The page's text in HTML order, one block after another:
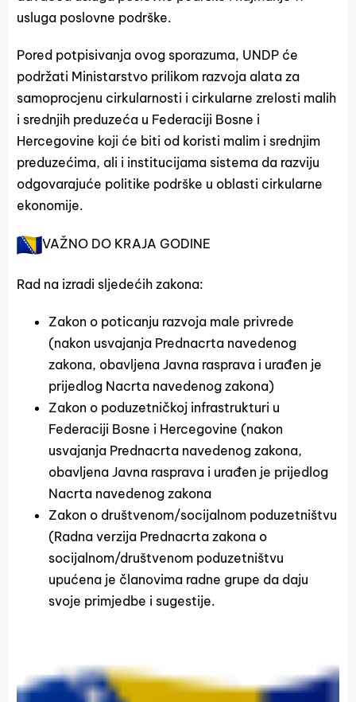
usluga poslovne podrške.
Pored potpisivanja ovog sporazuma, UNDP će
podržati Ministarstvo prilikom razvoja alata za
samoprocjenu cirkularnosti i cirkularne zrelosti malih
i srednjih preduzeća u Federaciji Bosne i
Hercegovine koji će biti od koristi malim i srednjim
preduzećima, ali i institucijama sistema da razviju
odgovarajuće politike podrške u oblasti cirkularne
ekonomije.
VAŽNO DO KRAJA GODINE
Rad na izradi sljedećih zakona:
Zakon o poticanju razvoja male privrede
(nakon usvajanja Prednacrta navedenog
zakona, obavljena Javna rasprava i urađen je
prijedlog Nacrta navedenog zakona)
Zakon o poduzetničkoj infrastrukturi u
Federaciji Bosne i Hercegovine (nakon
usvajanja Prednacrta navedenog zakona,
obavljena Javna rasprava i urađen je prijedlog
Nacrta navedenog zakona
Zakon o društvenom/socijalnom poduzetništvu
(Radna verzija Prednacrta zakona o
socijalnom/društvenom poduzetništvu
upućena je članovima radne grupe da daju
svoje primjedbe i sugestije.